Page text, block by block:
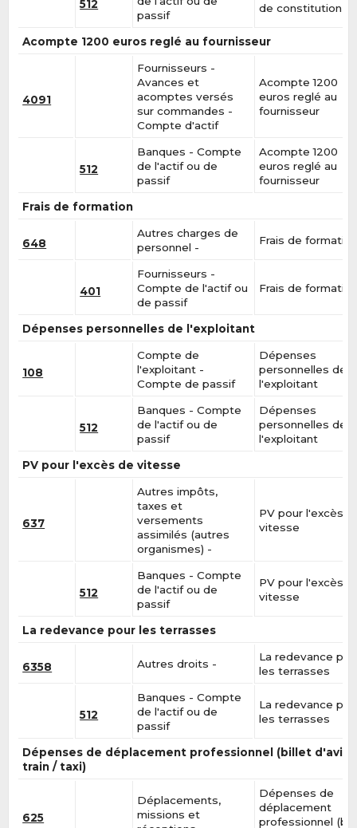
512
passif
de constitution
Acompte 1200 euros reglé au fournisseur
4091
Fournisseurs -
Avances et
acomptes versés
sur commandes -
Compte d'actif
Acompte 1200
euros reglé au
fournisseur
512
Banques - Compte
de l'actif ou de
passif
Acompte 1200
euros reglé au
fournisseur
Frais de formation
648
Autres charges de
personnel -
Frais de
401
Fournisseurs -
Compte de l'actif ou
de passif
Frais de
Dépenses personnelles de l'exploitant
108
Compte de
l'exploitant -
Compte de passif
Dépenses
personnelles de
l'exploitant
512
Banques - Compte
de l'actif ou de
passif
Dépenses
personnelles de
l'exploitant
PV pour l'excès de vitesse
637
Autres impôts,
taxes et
versements
assimilés (autres
organismes) -
PV pour l'excès
vitesse
512
Banques - Compte
de l'actif ou de
passif
PV pour l'excès
vitesse
La redevance pour les terrasses
6358 Autres droits -
La redevance
les terrasses
512
Banques - Compte
de l'actif ou de
passif
La redevance
les terrasses
Dépenses de déplacement professionnel (billet
train / taxi)
625
Déplacements,
missions et
Dépenses de
déplacement
professionnel